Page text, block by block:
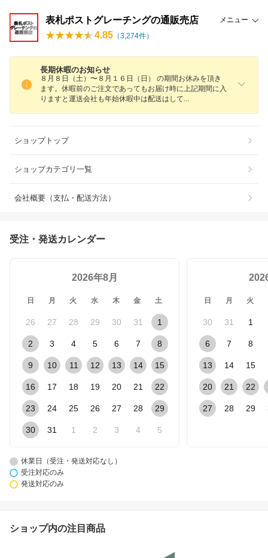
表札ポストグレーチングの通販売店 メニュー
4.85 （3,274件）
長期休暇のお知らせ
８月８日（土）〜８月１６日（日） の期間お休みを頂き
ます。休暇前のご注文であってもお届け時に上記期間に入
りますと運送会社も年始休暇中は配送はして
ショップトップ
ショップカテゴリ一覧
会社概要（支払・配送方法）
受注・発送カレンダー
2026年8月
日 月 火 水 木 金 土
26 27 28 29 30 31 1
2 3 4 5 6 7 8
9 10 11 12 13 14 15
16 17 18 19 20 21 22
23 24 25 26 27 28 29
30 31 1 2 3 4 5
日 月 火
30 31 1
6 7 8
13 14 15
20 21 22
27 28 29
休業日（受注・発送対応なし）
受注対応のみ
発送対応のみ
ショップ内の注目商品